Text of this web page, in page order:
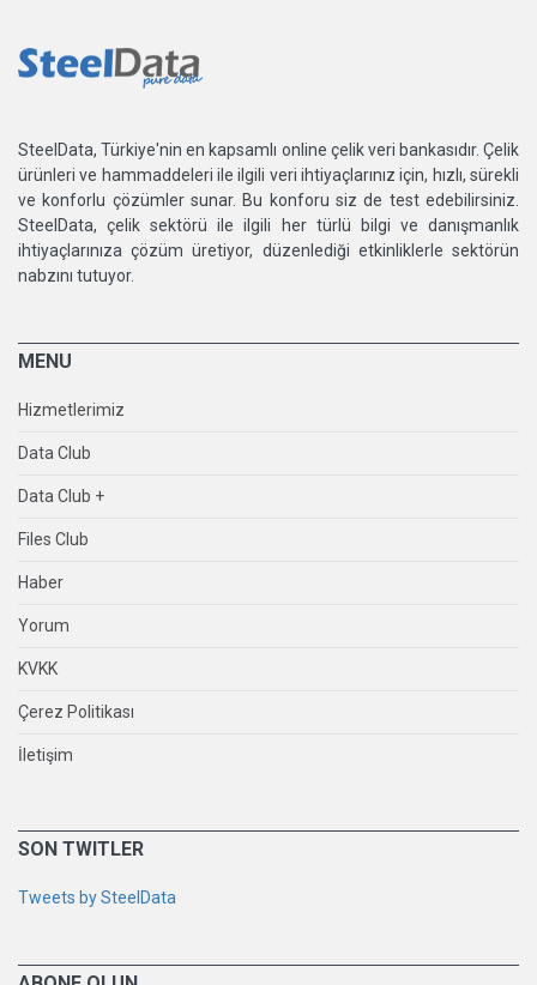
SteelData, Türkiye'nin en kapsamlı online çelik veri bankasıdır. Çelik
ürünleri ve hammaddeleri ile ilgili veri ihtiyaçlarınız için, hızlı, sürekli
ve konforlu çözümler sunar. Bu konforu siz de test edebilirsiniz.
SteelData, çelik sektörü ile ilgili her türlü bilgi ve danışmanlık
ihtiyaçlarınıza çözüm üretiyor, düzenlediği etkinliklerle sektörün
nabzını tutuyor.
MENU
Hizmetlerimiz
Data Club
Data Club +
Files Club
Haber
Yorum
KVKK
Çerez Politikası
İletişim
SON TWITLER
Tweets by SteelData